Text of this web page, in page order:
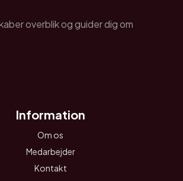
Information
Om os
Medarbejder
Kontakt